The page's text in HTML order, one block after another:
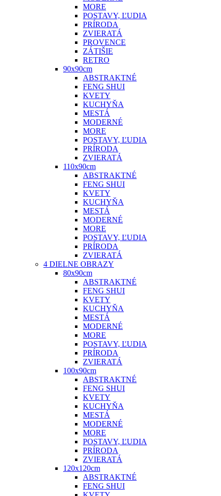
MORE
POSTAVY, ĽUDIA
PRÍRODA
ZVIERATÁ
PROVENCE
ZÁTIŠIE
RETRO
90x90cm
ABSTRAKTNÉ
FENG SHUI
KVETY
KUCHYŇA
MESTÁ
MODERNÉ
MORE
POSTAVY, ĽUDIA
PRÍRODA
ZVIERATÁ
110x90cm
ABSTRAKTNÉ
FENG SHUI
KVETY
KUCHYŇA
MESTÁ
MODERNÉ
MORE
POSTAVY, ĽUDIA
PRÍRODA
ZVIERATÁ
4 DIELNE OBRAZY
80x90cm
ABSTRAKTNÉ
FENG SHUI
KVETY
KUCHYŇA
MESTÁ
MODERNÉ
MORE
POSTAVY, ĽUDIA
PRÍRODA
ZVIERATÁ
100x90cm
ABSTRAKTNÉ
FENG SHUI
KVETY
KUCHYŇA
MESTÁ
MODERNÉ
MORE
POSTAVY, ĽUDIA
PRÍRODA
ZVIERATÁ
120x120cm
ABSTRAKTNÉ
FENG SHUI